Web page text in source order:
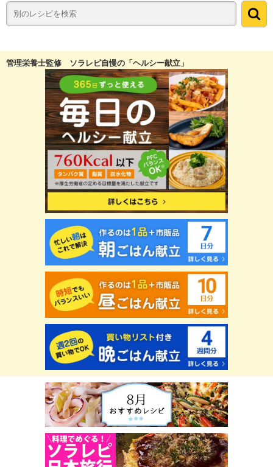
管理栄養士監修 ソラレピ自慢の「ヘルシー献立」